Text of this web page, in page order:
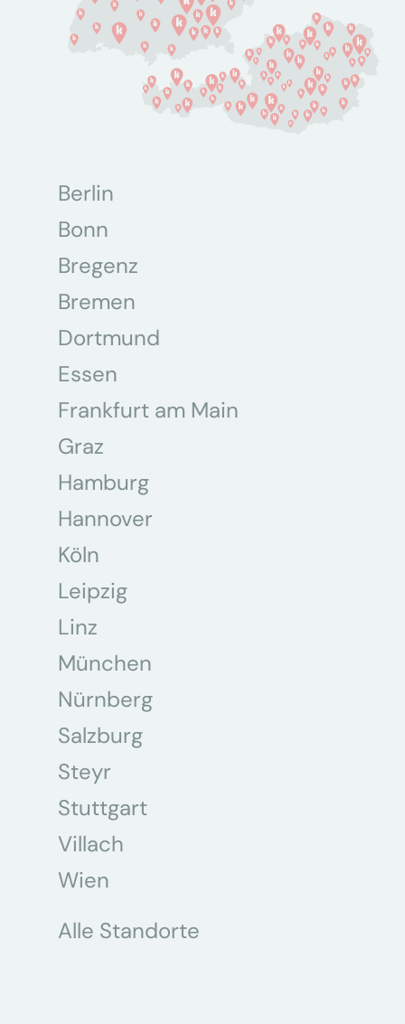
Berlin
Bonn
Bregenz
Bremen
Dortmund
Essen
Frankfurt am Main
Graz
Hamburg
Hannover
Köln
Leipzig
Linz
München
Nürnberg
Salzburg
Steyr
Stuttgart
Villach
Wien
Alle Standorte